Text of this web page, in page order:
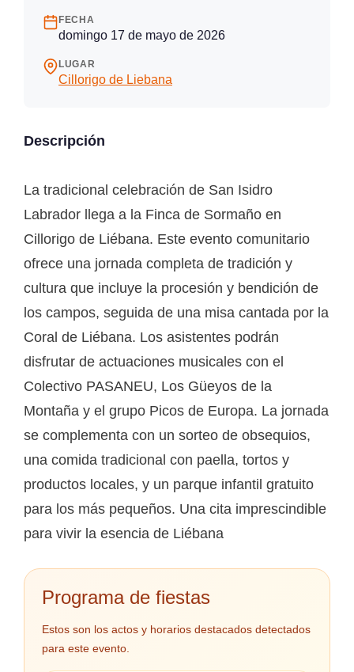
FECHA
domingo 17 de mayo de 2026
LUGAR
Cillorigo de Liebana
Descripción
La tradicional celebración de San Isidro
Labrador llega a la Finca de Sormaño en
Cillorigo de Liébana. Este evento comunitario
ofrece una jornada completa de tradición y
cultura que incluye la procesión y bendición de
los campos, seguida de una misa cantada por la
Coral de Liébana. Los asistentes podrán
disfrutar de actuaciones musicales con el
Colectivo PASANEU, Los Güeyos de la
Montaña y el grupo Picos de Europa. La jornada
se complementa con un sorteo de obsequios,
una comida tradicional con paella, tortos y
productos locales, y un parque infantil gratuito
para los más pequeños. Una cita imprescindible
para vivir la esencia de Liébana
Programa de fiestas
Estos son los actos y horarios destacados detectados
para este evento.